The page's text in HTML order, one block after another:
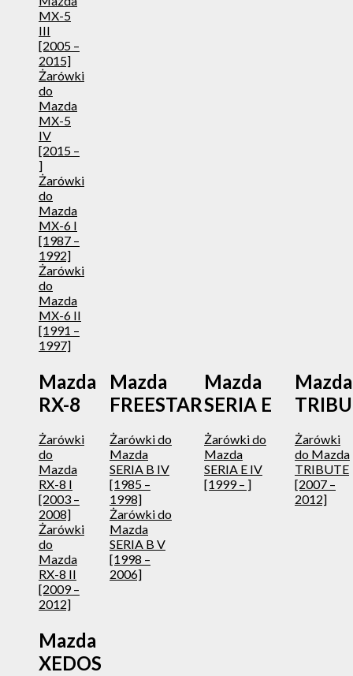
MX-5
III
[2005 –
2015]
Żarówki
do
Mazda
MX-5
IV
[2015 –
]
Żarówki
do
Mazda
MX-6 I
[1987 –
1992]
Żarówki
do
Mazda
MX-6 II
[1991 –
1997]
Mazda
RX-8
Żarówki
do
Mazda
RX-8 I
[2003 –
2008]
Żarówki
do
Mazda
RX-8 II
[2009 –
2012]
Mazda
FREESTAR
Żarówki do
Mazda
SERIA B IV
[1985 –
1998]
Żarówki do
Mazda
SERIA B V
[1998 –
2006]
Mazda
SERIA E
Żarówki do
Mazda
SERIA E IV
[1999 – ]
Mazda
Żarówki
do Mazda
TRIBUTE
[2007 –
2012]
Mazda
XEDOS